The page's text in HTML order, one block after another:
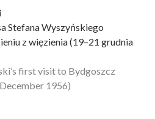
Stefana Wyszyńskiego
z więzienia (19–21 grudnia
first visit to Bydgoszcz
1956)